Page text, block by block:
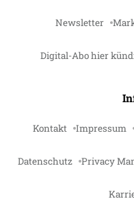
Newsletter
Digital-Abo hier
Kontakt Impressum
Datenschutz Privacy